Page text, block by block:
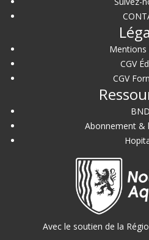
Mentions
CGV
CGV
Abonnement &
Avec le soutien de la